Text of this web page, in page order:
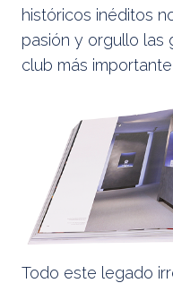
históricos inéditos
pasión y orgullo las
club más
Todo este legado